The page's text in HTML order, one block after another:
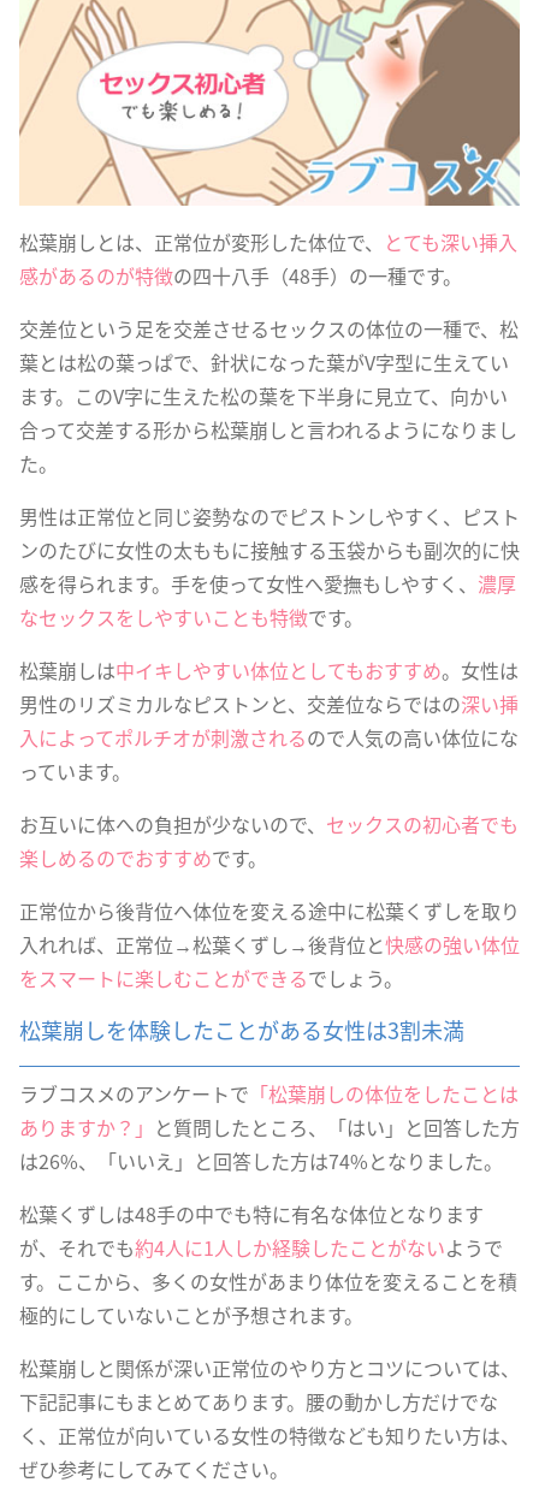
松葉崩しとは、正常位が変形した体位で、 とても深い挿入
感があるのが特徴の四十八手（48手）の一種です。
交差位という足を交差させるセックスの体位の一種で、松
葉とは松の葉っぱで、針状になった葉がV字型に生えてい
ます。このV字に生えた松の葉を下半身に見立て、向かい
合って交差する形から松葉崩しと言われるようになりまし
た。
男性は正常位と同じ姿勢なのでピストンしやすく、ピスト
ンのたびに女性の太ももに接触する玉袋からも副次的に快
感を得られます。手を使って女性へ愛撫もしやすく、 濃厚
なセックスをしやすいことも特徴です。
松葉崩しは中イキしやすい体位としてもおすすめ。女性は
男性のリズミカルなピストンと、交差位ならではの深い挿
入によってポルチオが刺激されるので人気の高い体位にな
っています。
お互いに体への負担が少ないので、 セックスの初心者でも
楽しめるのでおすすめです。
正常位から後背位へ体位を変える途中に松葉くずしを取り
入れれば、正常位→松葉くずし→後背位と快感の強い体位
をスマートに楽しむことができるでしょう。
松葉崩しを体験したことがある女性は3割未満
ラブコスメのアンケートで 「松葉崩しの体位をしたことは
ありますか？」 と質問したところ、「はい」と回答した方
は26%、「いいえ」と回答した方は74%となりました。
松葉くずしは48手の中でも特に有名な体位となります
が、それでも約4人に1人しか経験したことがないようで
す。ここから、多くの女性があまり体位を変えることを積
極的にしていないことが予想されます。
松葉崩しと関係が深い正常位のやり方とコツについては、
下記記事にもまとめてあります。腰の動かし方だけでな
く、正常位が向いている女性の特徴なども知りたい方は、
ぜひ参考にしてみてください。